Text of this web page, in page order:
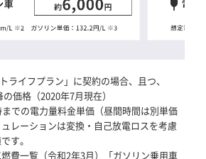
ライフプラン」に契約の場合、且つ、
価格（2020年7月現在）
での電力量料金単価（昼間時間は別単価
レーションは変換・自己放電ロスを考慮
す。
費一覧（令和2年3月）「ガソリン乗用車